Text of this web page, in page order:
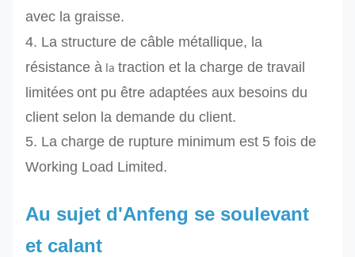
avec la graisse.
4. La structure de câble métallique, la
résistance à la traction et la charge de travail
limitées ont pu être adaptées aux besoins du
client selon la demande du client.
5. La charge de rupture minimum est 5 fois de
Working Load Limited.
Au sujet d'Anfeng se soulevant
et calant